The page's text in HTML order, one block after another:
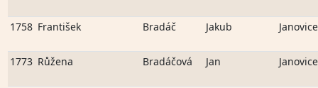
1758 František Bradáč Jakub Janovice
1773 Růžena Bradáčová Jan Janovice